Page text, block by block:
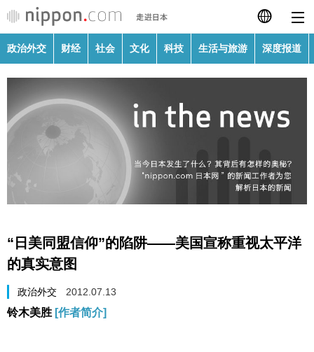
日本語
繁體字
Français
Español
政治外交
文化
科技
政治外交 财经 社会 文化 科技 生活与旅游 深度报道
“日美同盟信仰”的陷阱——美国宣称重视太平洋
的真实意图
政治外交 2012.07.13
铃木美胜 [作者简介]